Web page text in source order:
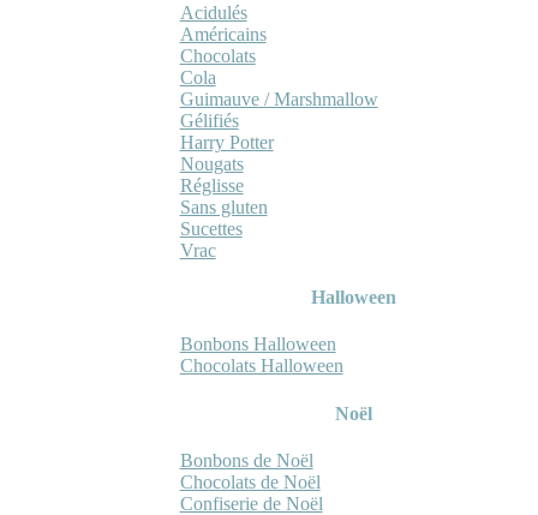
Acidulés
Américains
Chocolats
Cola
Guimauve / Marshmallow
Gélifiés
Harry Potter
Nougats
Réglisse
Sans gluten
Sucettes
Vrac
Halloween
Bonbons Halloween
Chocolats Halloween
Noël
Bonbons de Noël
Chocolats de Noël
Confiserie de Noël